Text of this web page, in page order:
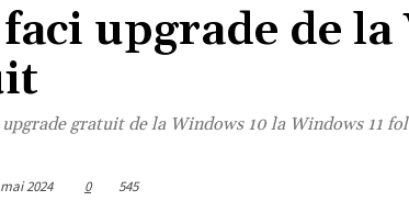
upgrade de
gratuit de la Windows 10 la Windows 11
2024 0 545